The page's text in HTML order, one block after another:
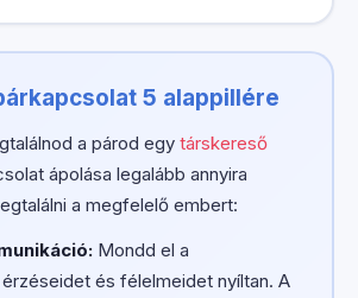
5 alappillére
a párod egy társkereső
ápolása legalább annyira
a megfelelő embert:
Mondd el a
és félelmeidet nyíltan. A